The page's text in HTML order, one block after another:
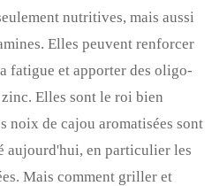
nutritives, mais aussi
Elles peuvent renforcer
fatigue et apporter des oligo-
Elles sont le roi bien
noix de cajou aromatisées sont
aujourd'hui, en particulier les
Mais comment griller et